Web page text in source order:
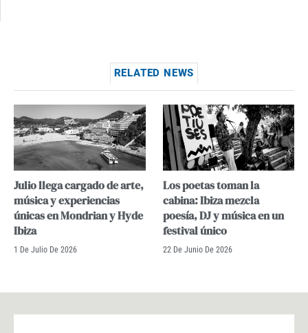
RELATED NEWS
Julio llega cargado de arte,
música y experiencias
únicas en Mondrian y Hyde
Ibiza
1 De Julio De 2026
Los poetas toman la
cabina: Ibiza mezcla
poesía, DJ y música en un
festival único
22 De Junio De 2026